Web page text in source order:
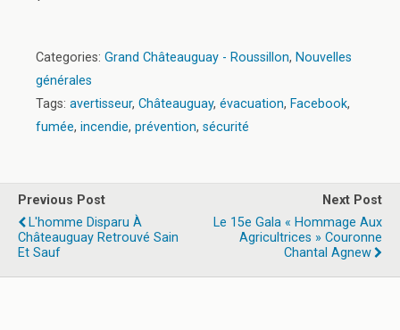
Categories: Grand Châteauguay - Roussillon, Nouvelles
générales
Tags: avertisseur, Châteauguay, évacuation, Facebook,
fumée, incendie, prévention, sécurité
Previous Post
L'homme Disparu À
Châteauguay Retrouvé Sain
Et Sauf
Next Post
Le 15e Gala « Hommage Aux
Agricultrices » Couronne
Chantal Agnew